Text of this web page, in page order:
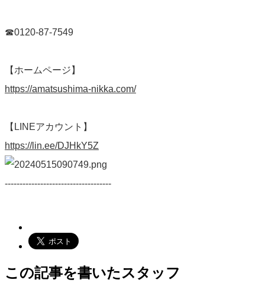
☎0120-87-7549
【ホームページ】
https://amatsushima-nikka.com/
【LINEアカウント】
https://lin.ee/DJHkY5Z
------------------------------------
この記事を書いたスタッフ